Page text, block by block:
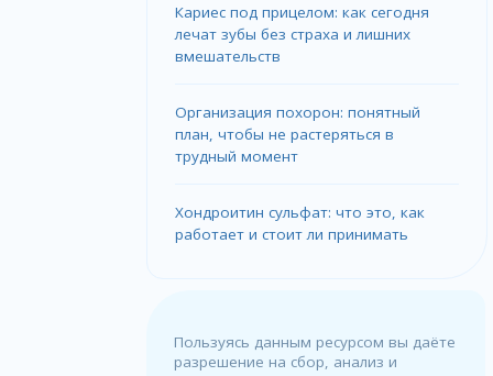
Кариес под прицелом: как сегодня
лечат зубы без страха и лишних
вмешательств
Организация похорон: понятный
план, чтобы не растеряться в
трудный момент
Хондроитин сульфат: что это, как
работает и стоит ли принимать
Пользуясь данным ресурсом вы даёте
разрешение на сбор, анализ и